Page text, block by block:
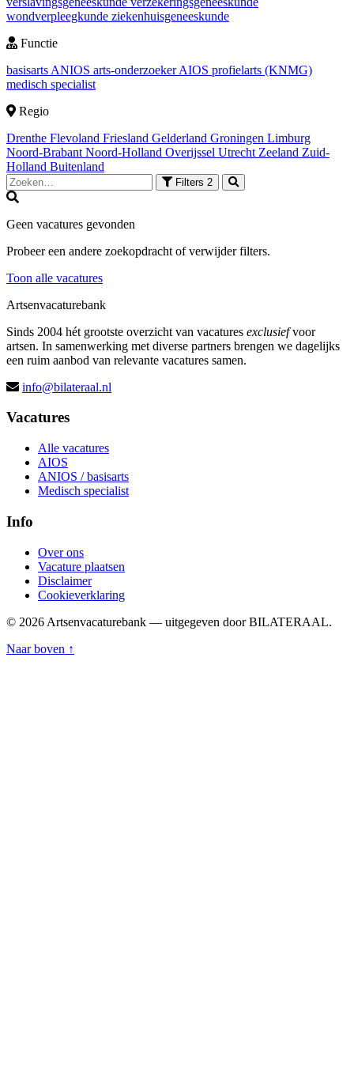
wondverpleegkunde ziekenhuisgeneeskunde
Functie
basisarts ANIOS arts-onderzoekerAIOS profielarts (KNMG)
medisch specialist
Regio
Drenthe Flevoland Friesland Gelderland Groningen Limburg
Noord-Brabant Noord-Holland Overijssel Utrecht Zeeland Zuid-
Holland Buitenland
Filters 2
Geen vacatures gevonden
Probeer een andere zoekopdracht of verwijder filters.
Toon alle vacatures
Artsenvacaturebank
Sinds 2004 hét grootste overzicht van vacatures exclusiefvoor
artsen. In samenwerking met diverse partners brengen we dagelijks
een ruim aanbod van relevante vacatures samen.
info@bilateraal.nl
Vacatures
Alle vacatures
AIOS
ANIOS / basisarts
Medisch specialist
Info
Over ons
Vacature plaatsen
Disclaimer
Cookieverklaring
© 2026 Artsenvacaturebank — uitgegeven door BILATERAAL.
Naar boven ↑